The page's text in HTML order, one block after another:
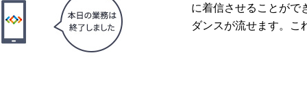
に着信させることがで
ダンスが流せます。こ